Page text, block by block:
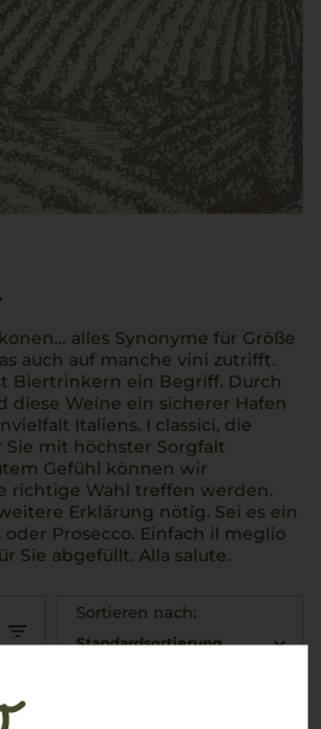
alles Synonyme für Größe
auch auf manche vini zutrifft.
Biertrinkern ein Begriff. Durch
diese Weine ein sicherer Hafen
Italiens. I classici, die
Sie mit höchster Sorgfalt
Gefühl können wir
richtige Wahl treffen werden.
Erklärung nötig. Sei es ein
oder Prosecco. Einfach il meglio
Sie abgefüllt. Alla salute.
Sortieren nach:
Standardsortierung